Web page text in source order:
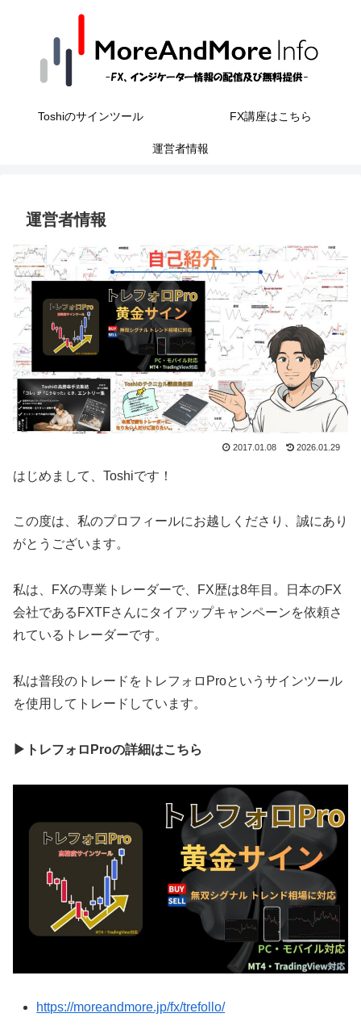
Toshiのサインツール FX講座はこちら
運営者情報
運営者情報
2017.01.08 2026.01.29
はじめまして、Toshiです！
この度は、私のプロフィールにお越しくださり、誠にあり
がとうございます。
私は、FXの専業トレーダーで、FX歴は8年目。日本のFX
会社であるFXTFさんにタイアップキャンペーンを依頼さ
れているトレーダーです。
私は普段のトレードをトレフォロProというサインツール
を使用してトレードしています。
▶トレフォロProの詳細はこちら
https://moreandmore.jp/fx/trefollo/